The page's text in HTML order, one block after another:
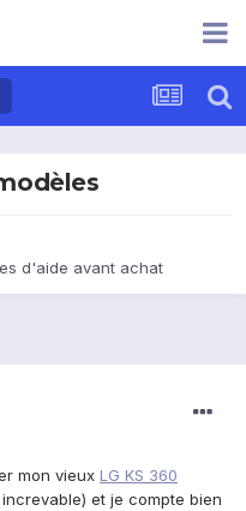
d'aide avant achat
mon vieux LG KS 360
et je compte bien